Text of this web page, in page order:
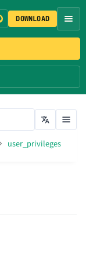
DOWNLOAD
user_privileges